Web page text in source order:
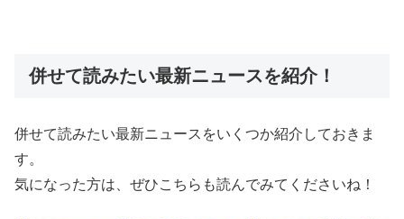
併せて読みたい最新ニュースを紹介！
併せて読みたい最新ニュースをいくつか紹介しておきま
す。
気になった方は、ぜひこちらも読んでみてくださいね！